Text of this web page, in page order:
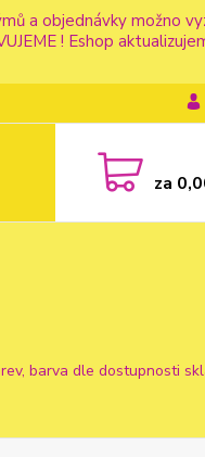
a objednávky možno
! Eshop
za
barva dle dostupnosti